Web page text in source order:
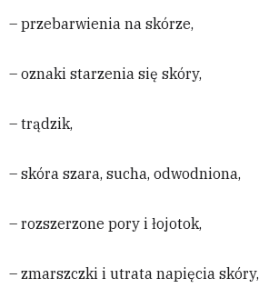
– przebarwienia na skórze,
– oznaki starzenia się skóry,
– trądzik,
– skóra szara, sucha, odwodniona,
– rozszerzone pory i łojotok,
– zmarszczki i utrata napięcia skóry,